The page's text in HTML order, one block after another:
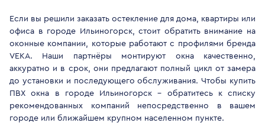
Если вы решили заказать остекление для дома, квартиры или
офиса в городе Ильиногорск, стоит обратить внимание на
оконные компании, которые работают с профилями бренда
VEKA. Наши партнёры монтируют окна качественно,
аккуратно и в срок, они предлагают полный цикл от замера
до установки и последующего обслуживания. Чтобы купить
ПВХ окна в городе Ильиногорск - обратитесь к списку
рекомендованных компаний непосредственно в вашем
городе или ближайшем крупном населенном пункте.